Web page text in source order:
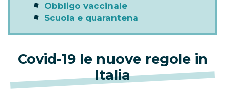
Obbligo vaccinale
Scuola e quarantena
Covid-19 le nuove regole in
Italia